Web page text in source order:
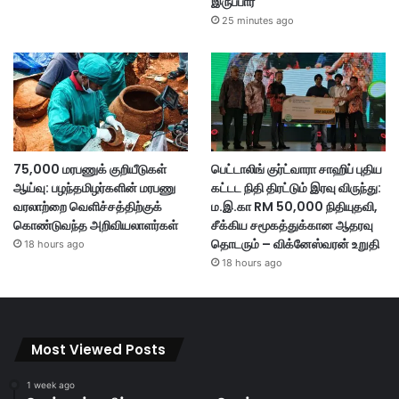
25 minutes ago
75,000 மரபணுக் குறியீடுகள்
ஆய்வு: பழந்தமிழர்களின் மரபணு
வரலாற்றை வெளிச்சத்திற்குக்
கொண்டுவந்த அறிவியலாளர்கள்
18 hours ago
பெட்டாலிங் குர்ட்வாரா சாஹிப் புதிய
கட்டட நிதி திரட்டும் இரவு விருந்து:
ம.இ.கா RM 50,000 நிதியுதவி,
சீக்கிய சமூகத்துக்கான ஆதரவு
தொடரும் – விக்னேஸ்வரன் உறுதி
18 hours ago
Most Viewed Posts
1 week ago